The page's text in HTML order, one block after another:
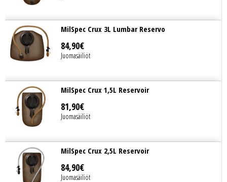
MilSpec Crux 3L Lumbar Reservo
84,90€
Juomasäiliöt
MilSpec Crux 1,5L Reservoir
81,90€
Juomasäiliöt
MilSpec Crux 2,5L Reservoir
84,90€
Juomasäiliöt